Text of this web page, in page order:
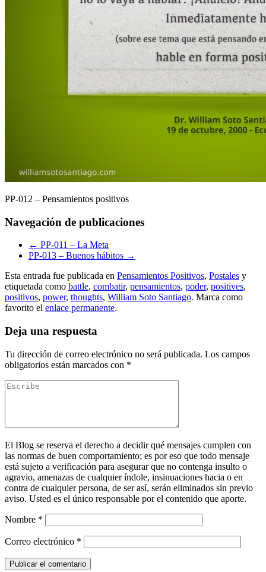
PP-012 – Pensamientos positivos
Navegación de publicaciones
← PP-011 – La Meta
PP-013 – Buenos hábitos →
Esta entrada fue publicada en Pensamientos Positivos, Postales y
etiquetada como battle, combatir, pensamientos, poder, positives,
positivos, power, thoughts, William Soto Santiago. Marca como
favorito el enlace permanente.
Deja una respuesta
Tu dirección de correo electrónico no será publicada. Los campos
obligatorios están marcados con *
El Blog se reserva el derecho a decidir qué mensajes cumplen con
las normas de buen comportamiento; es por eso que todo mensaje
está sujeto a verificación para asegurar que no contenga insulto o
agravio, amenazas de cualquier índole, insinuaciones hacia o en
contra de cualquier persona, de ser así, serán eliminados sin previo
aviso. Usted es el único responsable por el contenido que aporte.
Nombre *
Correo electrónico *